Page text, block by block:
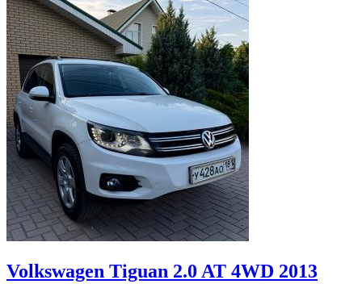
Volkswagen Tiguan 2.0 AT 4WD 2013